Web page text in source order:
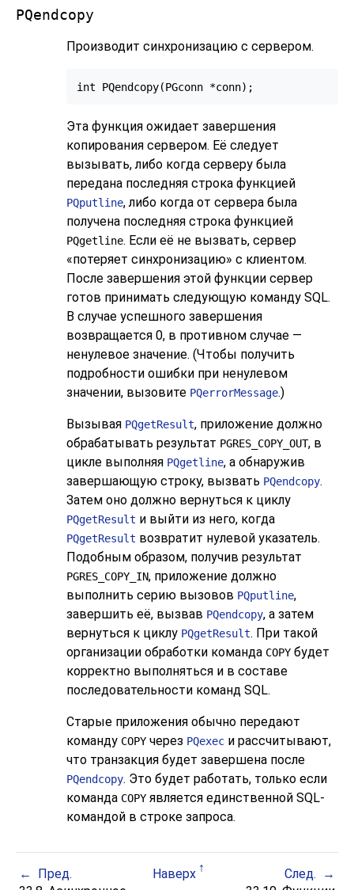
PQendcopy
Производит синхронизацию с сервером.
Эта функция ожидает завершения
копирования сервером. Её следует
вызывать, либо когда серверу была
передана последняя строка функцией
PQputline, либо когда от сервера была
получена последняя строка функцией
PQgetline. Если её не вызвать, сервер
«потеряет синхронизацию» с клиентом.
После завершения этой функции сервер
готов принимать следующую команду SQL.
В случае успешного завершения
возвращается 0, в противном случае —
ненулевое значение. (Чтобы получить
подробности ошибки при ненулевом
значении, вызовите PQerrorMessage.)
Вызывая PQgetResult, приложение должно
обрабатывать результат PGRES_COPY_OUT, в
цикле выполняя PQgetline, а обнаружив
завершающую строку, вызвать PQendcopy.
Затем оно должно вернуться к циклу
PQgetResult и выйти из него, когда
PQgetResult возвратит нулевой указатель.
Подобным образом, получив результат
PGRES_COPY_IN, приложение должно
выполнить серию вызовов PQputline,
завершить её, вызвав PQendcopy, а затем
вернуться к циклу PQgetResult. При такой
организации обработки команда COPY будет
корректно выполняться и в составе
последовательности команд SQL.
Старые приложения обычно передают
команду COPY через PQexec и рассчитывают,
что транзакция будет завершена после
PQendcopy. Это будет работать, только если
команда COPY является единственной SQL-
командой в строке запроса.
Пред. Наверх
След.